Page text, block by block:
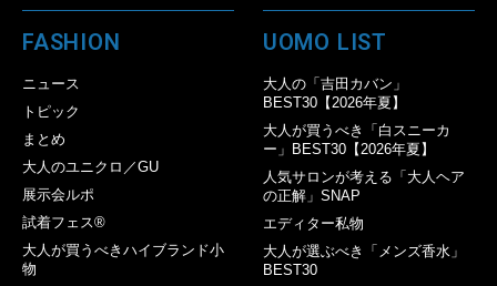
FASHION
ニュース
トピック
まとめ
大人のユニクロ／GU
展示会ルポ
試着フェス®︎
大人が買うべきハイブランド小
物
UOMO LIST
大人の「吉田カバン」
BEST30【2026年夏】
大人が買うべき「白スニーカ
ー」BEST30【2026年夏】
人気サロンが考える「大人ヘア
の正解」SNAP
エディター私物
大人が選ぶべき「メンズ香水」
BEST30